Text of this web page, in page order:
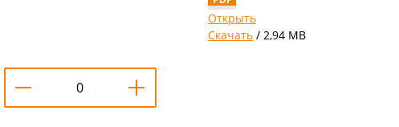
Открыть
Скачать/ 2,94 MB